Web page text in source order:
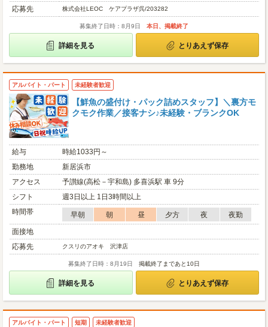
応募先 株式会社LEOC ケアプラザ呉/203282
募集終了日時：8月9日 本日、掲載終了
詳細を見る とりあえず保存
アルバイト・パート 未経験者歓迎
【鮮魚の盛付け・パック詰めスタッフ】＼裏方モ
クモク作業／接客ナシ♪未経験・ブランクOK
給与
時給1033円～
勤務地
新居浜市
アクセス
予讃線(高松－宇和島) 多喜浜駅 車 9分
シフト
週3日以上 1日3時間以上
時間帯
早朝 朝 昼 夕方 夜
夜勤
面接地
応募先
クスリのアオキ 沢津店
募集終了日時：8月19日 掲載終了まであと10日
詳細を見る とりあえず保存
アルバイト・パート 短期 未経験者歓迎